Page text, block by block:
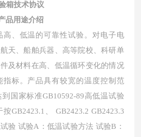
箱技术协议
品用途介绍
高、低温的可靠性试验。对电子电
天、船舶兵器、高等院校、科研单
及材料在高、低温循环变化的情况
指标。产品具有较宽的温度控制范
国家标准GB10592-89高低温试验
GB2423.1、 GB2423.2 GB2423.3
验 试验A：低温试验方法 试验B：